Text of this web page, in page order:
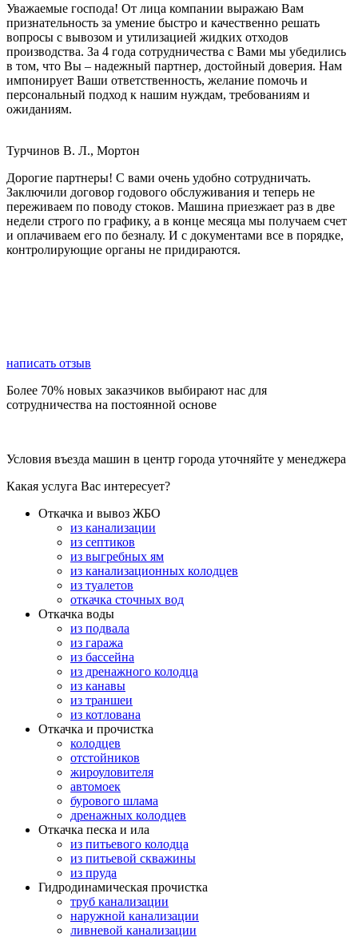
Уважаемые господа! От лица компании выражаю Вам
признательность за умение быстро и качественно решать
вопросы с вывозом и утилизацией жидких отходов
производства. За 4 года сотрудничества с Вами мы убедились
в том, что Вы – надежный партнер, достойный доверия. Нам
импонирует Ваши ответственность, желание помочь и
персональный подход к нашим нуждам, требованиям и
ожиданиям.
Турчинов В. Л., Мортон
Дорогие партнеры! С вами очень удобно сотрудничать.
Заключили договор годового обслуживания и теперь не
переживаем по поводу стоков. Машина приезжает раз в две
недели строго по графику, а в конце месяца мы получаем счет
и оплачиваем его по безналу. И с документами все в порядке,
контролирующие органы не придираются.
написать отзыв
Более 70% новых заказчиков выбирают нас для
сотрудничества на постоянной основе
Условия въезда машин в центр города уточняйте у менеджера
Какая услуга Вас интересует?
Откачка и вывоз ЖБО
из канализации
из септиков
из выгребных ям
из канализационных колодцев
из туалетов
откачка сточных вод
Откачка воды
из подвала
из гаража
из бассейна
из дренажного колодца
из канавы
из траншеи
из котлована
Откачка и прочистка
колодцев
отстойников
жироуловителя
автомоек
бурового шлама
дренажных колодцев
Откачка песка и ила
из питьевого колодца
из питьевой скважины
из пруда
Гидродинамическая прочистка
труб канализации
наружной канализации
ливневой канализации